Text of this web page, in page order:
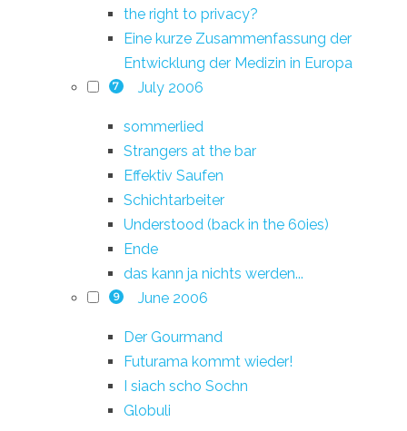
the right to privacy?
Eine kurze Zusammenfassung der
Entwicklung der Medizin in Europa
7 July 2006
sommerlied
Strangers at the bar
Effektiv Saufen
Schichtarbeiter
Understood (back in the 60ies)
Ende
das kann ja nichts werden...
9 June 2006
Der Gourmand
Futurama kommt wieder!
I siach scho Sochn
Globuli